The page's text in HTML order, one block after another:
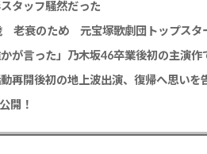
タッフ騒然だった
開後初の地上波出演、復帰へ思いを
開！